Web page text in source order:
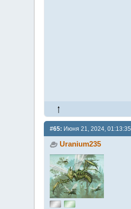
#65: Июня 21, 2024, 01:13:35
Uranium235